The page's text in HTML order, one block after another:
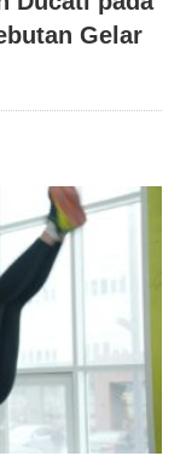
Gelar